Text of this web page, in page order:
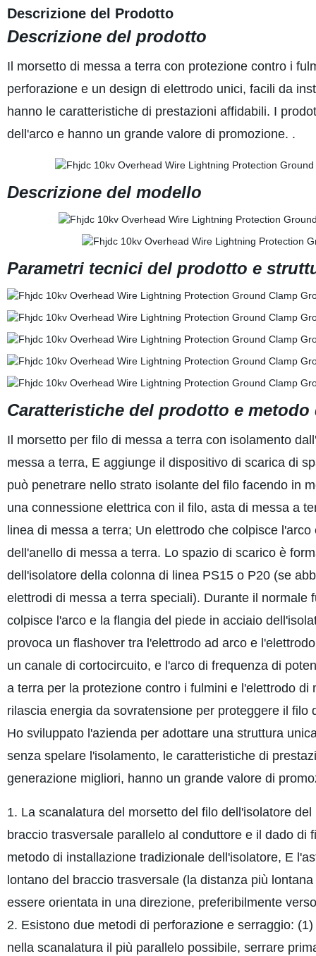
Descrizione del Prodotto
Descrizione del prodotto
Il morsetto di messa a terra con protezione contro i
perforazione e un design di elettrodo unici, facili da
hanno le caratteristiche di prestazioni affidabili. I
dell'arco e hanno un grande valore di promozione. .
Descrizione del modello
Parametri tecnici del prodotto e
Caratteristiche del prodotto e
Il morsetto per filo di messa a terra con isolamento
messa a terra, E aggiunge il dispositivo di scarica di
può penetrare nello strato isolante del filo facendo in
una connessione elettrica con il filo, asta di messa a
linea di messa a terra; Un elettrodo che colpisce
dell'anello di messa a terra. Lo spazio di scarico è
dell'isolatore della colonna di linea PS15 o P20 (se
elettrodi di messa a terra speciali). Durante il
colpisce l'arco e la flangia del piede in acciaio
provoca un flashover tra l'elettrodo ad arco e
un canale di cortocircuito, e l'arco di frequenza di
a terra per la protezione contro i fulmini e l'elettrodo
rilascia energia da sovratensione per proteggere il filo
Ho sviluppato l'azienda per adottare una struttura
senza spelare l'isolamento, le caratteristiche di
generazione migliori, hanno un grande valore di
1. La scanalatura del morsetto del filo dell'isolatore
braccio trasversale parallelo al conduttore e il dado
metodo di installazione tradizionale dell'isolatore, E
lontano del braccio trasversale (la distanza più
essere orientata in una direzione, preferibilmente
2. Esistono due metodi di perforazione e serraggio:
nella scanalatura il più parallelo possibile, serrare